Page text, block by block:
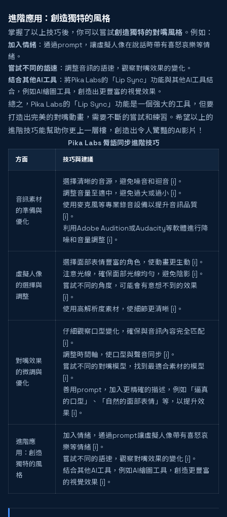
進階應用：創造獨特的風格
掌握了以上技巧後，你可以嘗試創造獨特的對嘴風格 。例如：
加入情緒 ：通過prompt，讓虛擬人像在說話時帶有喜怒哀樂等情
緒。
嘗試不同的語速 ：調整音訊的語速，觀察對嘴效果的變化。
結合其他AI工具 ：將Pika Labs的「Lip Sync」功能與其他AI工具結
合，例如AI繪圖工具，創造出更豐富的視覺效果。
總之，Pika Labs的「Lip Sync」功能是一個強大的工具，但要
打造出完美的對嘴動畫，需要不斷的嘗試和練習。希望以上的
進階技巧能幫助你更上一層樓，創造出令人驚豔的AI影片！
Pika Labs 脣語同步進階技巧
方面 技巧與建議
音訊素材
的準備與
優化
選擇清晰的音源，避免噪音和迴音 [i]。
調整音量至適中，避免過大或過小 [i]。
使用麥克風等專業錄音設備以提升音訊品質
[i]。
利用Adobe Audition或Audacity等軟體進行降
噪和音量調整 [i]。
虛擬人像
的選擇與
調整
選擇面部表情豐富的角色，使動畫更生動 [i]。
注意光線，確保面部光線均勻，避免陰影 [i]。
嘗試不同的角度，可能會有意想不到的效果
[i]。
使用高解析度素材，使細節更清晰 [i]。
對嘴效果
的微調與
優化
仔細觀察口型變化，確保與音訊內容完全匹配
[i]。
調整時間軸，使口型與聲音同步 [i]。
嘗試不同的對嘴模型，找到最適合素材的模型
[i]。
善用prompt，加入更精確的描述，例如「逼真
的口型」、「自然的面部表情」等，以提升效
果 [i]。
進階應
用：創造
獨特的風
格
加入情緒，通過prompt讓虛擬人像帶有喜怒哀
樂等情緒 [i]。
嘗試不同的語速，觀察對嘴效果的變化 [i]。
結合其他AI工具，例如AI繪圖工具，創造更豐富
的視覺效果 [i]。